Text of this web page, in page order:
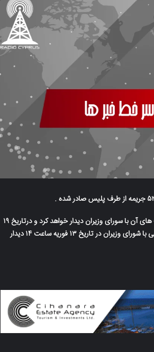
رئیس جمهور مصطفی آکینجی در مورد موضوع قبرس و پیشرفت های آن با سورای وزیران دیدار خواهد کرد و درتاریخ ۱۹
فوریه نتایج را به مجلس اعلام خواهد کرد کرد.رئیس جمهور آکینجى با شورای وزیران در تاریخ ۱۳ فوریه ساعت ۱۴ دیدار